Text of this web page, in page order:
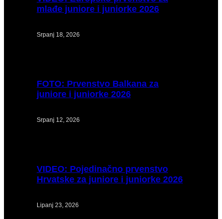
mlađe juniore i juniorke 2026
Srpanj 18, 2026
FOTO: Prvenstvo Balkana za
juniore i juniorke 2026
Srpanj 12, 2026
VIDEO: Pojedinačno prvenstvo
Hrvatske za juniore i juniorke 2026
Lipanj 23, 2026